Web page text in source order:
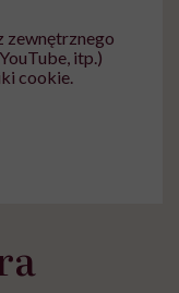
zewnętrznego
itp.)
cookie.